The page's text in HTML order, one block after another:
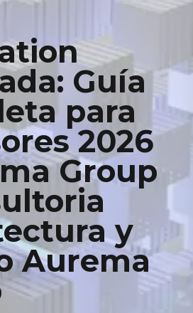
Guía
para
2026
Group
y
Aurema